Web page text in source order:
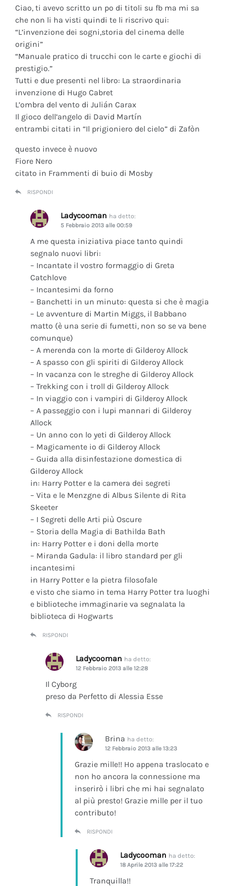
Ciao, ti avevo scritto un po di titoli su fb ma mi sa
che non li ha visti quindi te li riscrivo qui:
“L’invenzione dei sogni,storia del cinema delle
origini”
“Manuale pratico di trucchi con le carte e giochi di
prestigio.”
Tutti e due presenti nel libro: La straordinaria
invenzione di Hugo Cabret
L’ombra del vento di Julián Carax
Il gioco dell’angelo di David Martín
entrambi citati in “Il prigioniero del cielo” di Zafòn
questo invece è nuovo
Fiore Nero
citato in Frammenti di buio di Mosby
RISPONDI
Ladycooman ha detto:
5 Febbraio 2013 alle 00:59
A me questa iniziativa piace tanto quindi
segnalo nuovi libri:
– Incantate il vostro formaggio di Greta
Catchlove
– Incantesimi da forno
– Banchetti in un minuto: questa si che è magia
– Le avventure di Martin Miggs, il Babbano
matto (è una serie di fumetti, non so se va bene
comunque)
– A merenda con la morte di Gilderoy Allock
– A spasso con gli spiriti di Gilderoy Allock
– In vacanza con le streghe di Gilderoy Allock
– Trekking con i troll di Gilderoy Allock
– In viaggio con i vampiri di Gilderoy Allock
– A passeggio con i lupi mannari di Gilderoy
Allock
– Un anno con lo yeti di Gilderoy Allock
– Magicamente io di Gilderoy Allock
– Guida alla disinfestazione domestica di
Gilderoy Allock
in: Harry Potter e la camera dei segreti
– Vita e le Menzgne di Albus Silente di Rita
Skeeter
– I Segreti delle Arti più Oscure
– Storia della Magia di Bathilda Bath
in: Harry Potter e i doni della morte
– Miranda Gadula: il libro standard per gli
incantesimi
in Harry Potter e la pietra filosofale
e visto che siamo in tema Harry Potter tra luoghi
e biblioteche immaginarie va segnalata la
biblioteca di Hogwarts
RISPONDI
Ladycooman ha detto:
12 Febbraio 2013 alle 12:28
Il Cyborg
preso da Perfetto di Alessia Esse
RISPONDI
Brina ha detto:
12 Febbraio 2013 alle 13:23
Grazie mille!! Ho appena traslocato e
non ho ancora la connessione ma
inserirò i libri che mi hai segnalato
al più presto! Grazie mille per il tuo
contributo!
RISPONDI
Ladycooman ha detto:
18 Aprile 2013 alle 17:22
Tranquilla!!